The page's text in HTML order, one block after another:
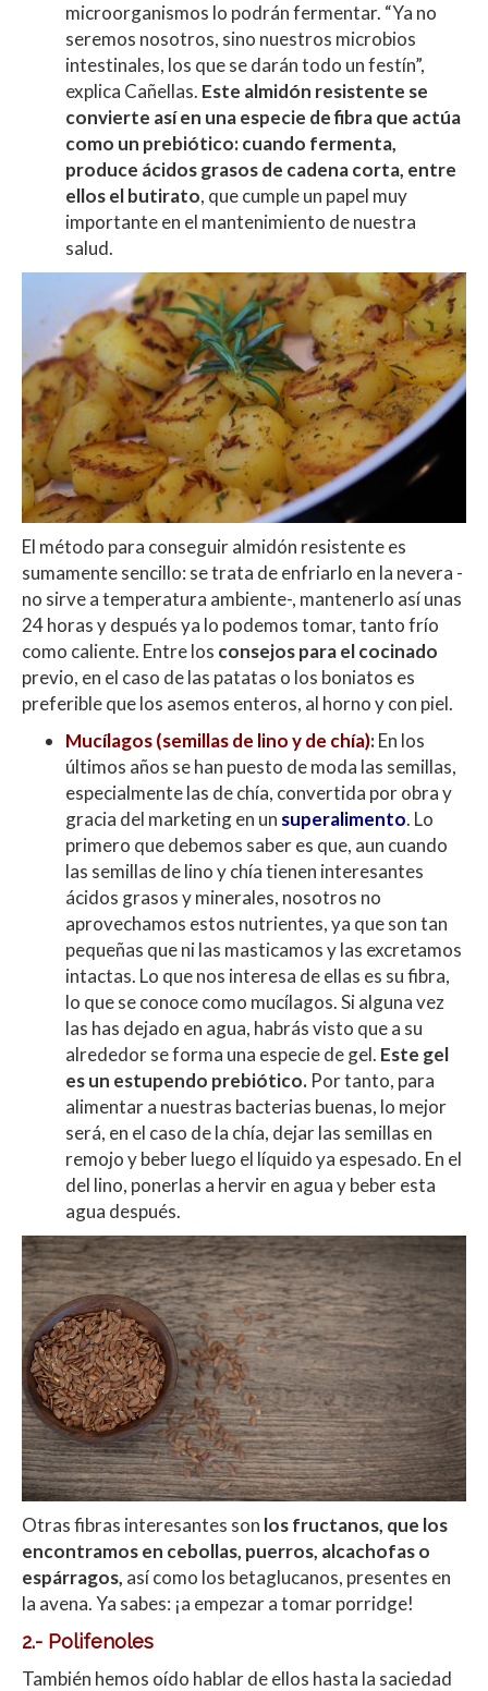
microorganismos lo podrán fermentar. “Ya no
seremos nosotros, sino nuestros microbios
intestinales, los que se darán todo un festín”,
explica Cañellas. Este almidón resistente se
convierte así en una especie de fibra que actúa
como un prebiótico: cuando fermenta,
produce ácidos grasos de cadena corta, entre
ellos el butirato, que cumple un papel muy
importante en el mantenimiento de nuestra
salud.
El método para conseguir almidón resistente es
sumamente sencillo: se trata de enfriarlo en la nevera -
no sirve a temperatura ambiente-, mantenerlo así unas
24 horas y después ya lo podemos tomar, tanto frío
como caliente. Entre los consejos para el cocinado
previo, en el caso de las patatas o los boniatos es
preferible que los asemos enteros, al horno y con piel.
Mucílagos (semillas de lino y de chía):En los
últimos años se han puesto de moda las semillas,
especialmente las de chía, convertida por obra y
gracia del marketing en un superalimento. Lo
primero que debemos saber es que, aun cuando
las semillas de lino y chía tienen interesantes
ácidos grasos y minerales, nosotros no
aprovechamos estos nutrientes, ya que son tan
pequeñas que ni las masticamos y las excretamos
intactas. Lo que nos interesa de ellas es su fibra,
lo que se conoce como mucílagos. Si alguna vez
las has dejado en agua, habrás visto que a su
alrededor se forma una especie de gel. Este gel
es un estupendo prebiótico. Por tanto, para
alimentar a nuestras bacterias buenas, lo mejor
será, en el caso de la chía, dejar las semillas en
remojo y beber luego el líquido ya espesado. En el
del lino, ponerlas a hervir en agua y beber esta
agua después.
Otras fibras interesantes son los fructanos, que los
encontramos en cebollas, puerros, alcachofas o
espárragos, así como los betaglucanos, presentes en
la avena. Ya sabes: ¡a empezar a tomar porridge!
2.- Polifenoles
También hemos oído hablar de ellos hasta la saciedad